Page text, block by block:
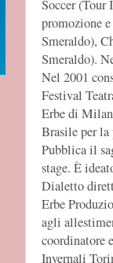
Soccer
promozione
Smeraldo),
Smeraldo).
Nel 2001
Festival
Erbe di
Brasile per la
Pubblica il
stage. È
Dialetto
Erbe
agli
Invernali